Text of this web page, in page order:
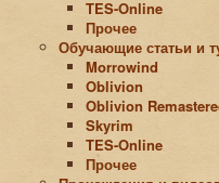
TES-Online
Прочее
Обучающие статьи и
Morrowind
Oblivion
Oblivion
Skyrim
TES-Online
Прочее